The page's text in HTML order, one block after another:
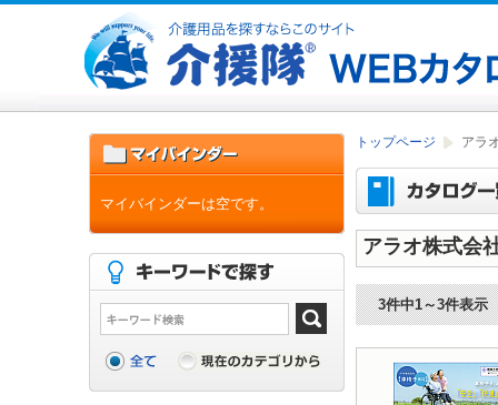
トップページ アラ
アラオ株式会
3件中1～3件表示
マイバインダーは空です。